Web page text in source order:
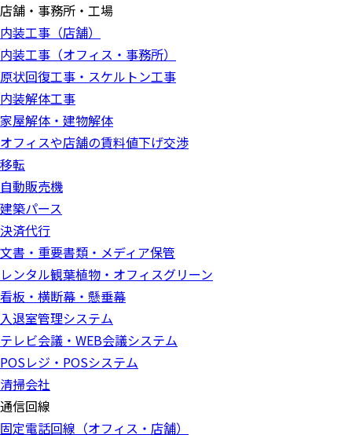
店舗・事務所・工場
内装工事（店舗）
内装工事（オフィス・事務所）
原状回復工事・スケルトン工事
内装解体工事
家屋解体・建物解体
オフィスや店舗の賃料値下げ交渉
移転
自動販売機
建築パース
決済代行
文書・重要書類・メディア保管
レンタル観葉植物・オフィスグリーン
看板・横断幕・懸垂幕
入退室管理システム
テレビ会議・WEB会議システム
POSレジ・POSシステム
清掃会社
通信回線
固定電話回線（オフィス・店舗）